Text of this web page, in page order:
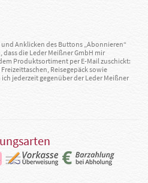
Anklicken des Buttons „Abonnieren“
die Leder Meißner GmbH mir
Produktsortiment per E-Mail zuschickt:
Reisegepäck sowie
jederzeit gegenüber der Leder Meißner